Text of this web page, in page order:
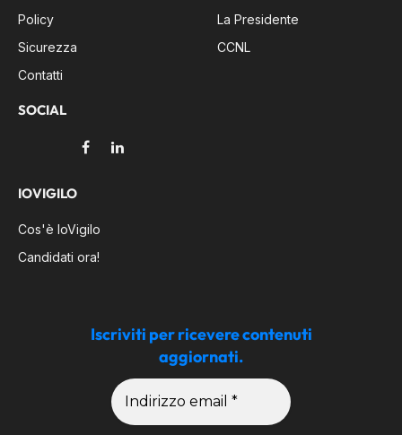
Policy
Sicurezza
Contatti
SOCIAL
FacebookLinkedIn
La Presidente
CCNL
IOVIGILO
Cos'è IoVigilo
Candidati ora!
Iscriviti per ricevere contenuti
aggiornati.